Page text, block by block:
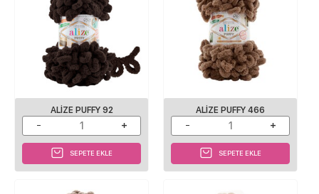
ALIZE PUFFY 92
SEPETE EKLE
ALIZE PUFFY 466
SEPETE EKLE